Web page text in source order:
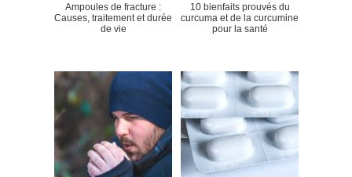
Ampoules de fracture :
Causes, traitement et durée
de vie
10 bienfaits prouvés du
curcuma et de la curcumine
pour la santé